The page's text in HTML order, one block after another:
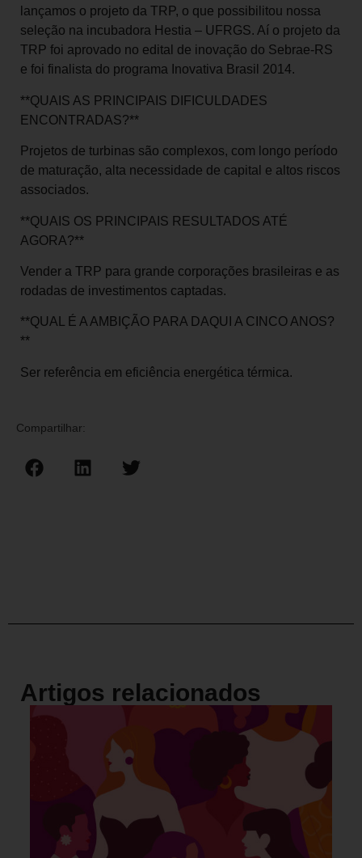
lançamos o projeto da TRP, o que possibilitou nossa
seleção na incubadora Hestia – UFRGS. Aí o projeto da
TRP foi aprovado no edital de inovação do Sebrae-RS
e foi finalista do programa Inovativa Brasil 2014.
**QUAIS AS PRINCIPAIS DIFICULDADES
ENCONTRADAS?**
Projetos de turbinas são complexos, com longo período
de maturação, alta necessidade de capital e altos riscos
associados.
**QUAIS OS PRINCIPAIS RESULTADOS ATÉ
AGORA?**
Vender a TRP para grande corporações brasileiras e as
rodadas de investimentos captadas.
**QUAL É A AMBIÇÃO PARA DAQUI A CINCO ANOS?
**
Ser referência em eficiência energética térmica.
Compartilhar:
Artigos relacionados